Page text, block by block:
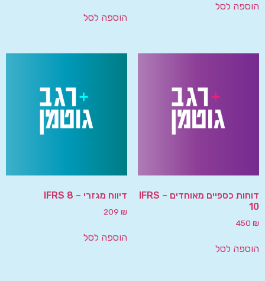
הוספה לסל
הוספה לסל
דוחות כספיים מאוחדים – IFRS
10
450 ₪
הוספה לסל
דיווח מגזרי – IFRS 8
209 ₪
הוספה לסל